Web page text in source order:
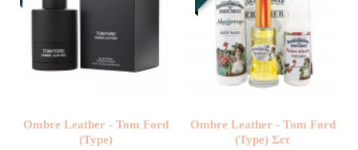
Ombre Leather - Tom Ford
(Type)
Ombre Leather - Tom Ford
(Type) Σετ